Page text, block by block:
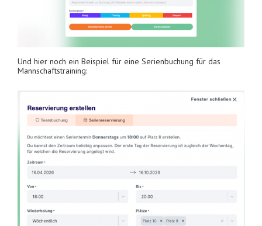
Und hier noch ein Beispiel für eine Serienbuchung für das
Mannschaftstraining: